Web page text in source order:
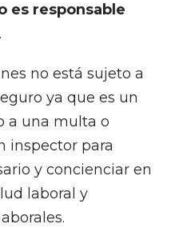
es responsable
no está sujeto a
ya que es un
a una multa o
inspector para
y concienciar en
laboral y